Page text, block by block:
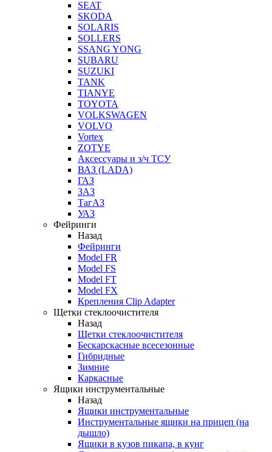
SEAT
SKODA
SOLARIS
SOLLERS
SSANG YONG
SUBARU
SUZUKI
TANK
TIANYE
TOYOTA
VOLKSWAGEN
VOLVO
Vortex
ZOTYE
Аксессуары и з/ч ТСУ
ВАЗ (LADA)
ГАЗ
ЗАЗ
ТагАЗ
УАЗ
Фейринги
Назад
Фейринги
Model FR
Model FS
Model FT
Model FX
Крепления Clip Adapter
Щетки стеклоочистителя
Назад
Щетки стеклоочистителя
Бескарскасные всесезонные
Гибридные
Зимние
Каркасные
Ящики инструментальные
Назад
Ящики инструментальные
Инструментальные ящики на прицеп (на
дышло)
Ящики в кузов пикапа, в кунг